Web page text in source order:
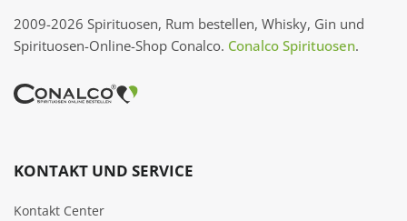
2009-2026 Spirituosen, Rum bestellen, Whisky, Gin und
Spirituosen-Online-Shop Conalco. Conalco Spirituosen.
KONTAKT UND SERVICE
Kontakt Center